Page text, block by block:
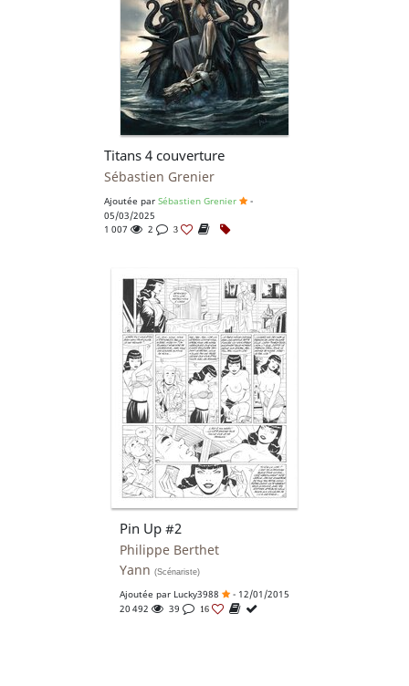
Titans 4 couverture
Sébastien Grenier
Ajoutée par Sébastien Grenier
-
05/03/2025
1 007
2 3
Pin Up #2
Philippe Berthet
Yann (Scénariste)
Ajoutée par Lucky3988
- 12/01/2015
20 492
39 16